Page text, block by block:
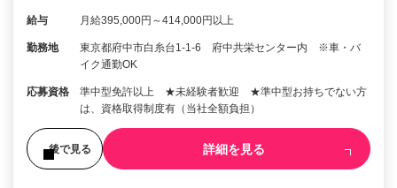
給与 月給395,000円～414,000円以上
勤務地
東京都府中市白糸台1-1-6 府中共栄センター内 ※車・バ
イク通勤OK
応募資格
準中型免許以上 ★未経験者歓迎 ★準中型お持ちでない方
は、資格取得制度有（当社全額負担）
後で見る 詳細を見る